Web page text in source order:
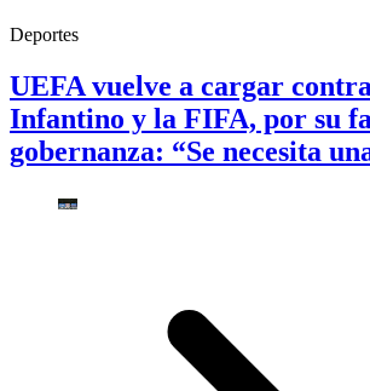
Deportes
UEFA vuelve a cargar
Infantino y la FIFA, por su
gobernanza: “Se necesita